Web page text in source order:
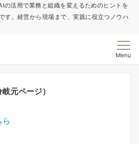
の活用で業務と組織を変えるためのヒントを
す。経営から現場まで、実践に役立つノウハ
Menu
元ページ）